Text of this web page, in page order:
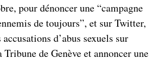
pour dénoncer une “campagne
de toujours”, et sur Twitter,
d’abus sexuels sur
de Genève et annoncer une